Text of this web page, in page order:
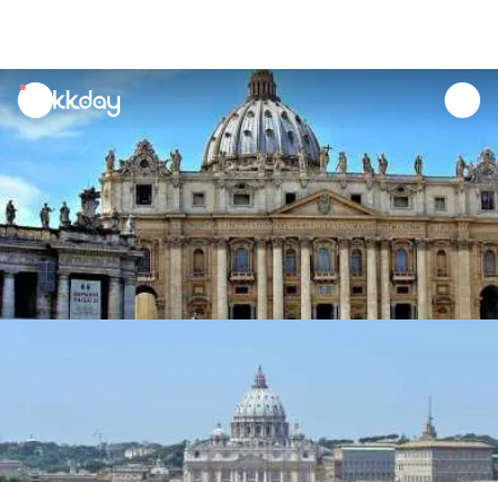
unread
notifications